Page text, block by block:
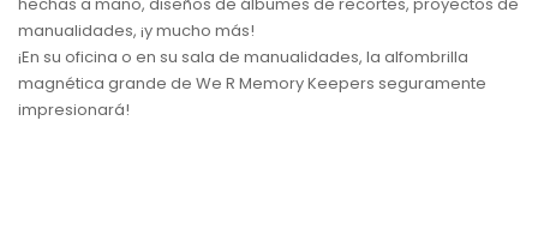
manualidades, ¡y mucho más!
¡En su oficina o en su sala de manualidades, la alfombrilla
magnética grande de We R Memory Keepers seguramente
impresionará!